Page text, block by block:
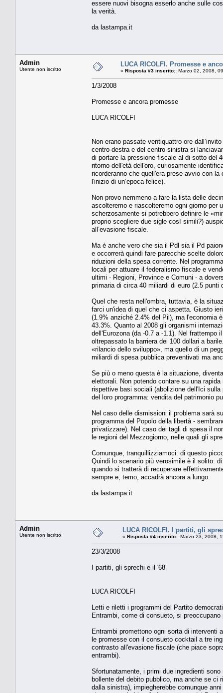
essere nuovi bisogna esserlo anche sulle
la verità.
da lastampa.it
Admin
Utente non iscritto
LUCA RICOLFI. Promesse e
« Risposta #3 inserito:: Marzo 02, 2008,
1/3/2008
Promesse e ancora promesse
LUCA RICOLFI
Non erano passate ventiquattro ore
centro-destra e del centro-sinistra si
di portare la pressione fiscale al di sotto del
ritorno dell'età dell'oro, curiosamente
ricorderanno che quell'era prese avvio con
l'inizio di un’epoca felice).
Non provo nemmeno a fare la lista delle
ascolteremo e riascolteremo ogni giorno per
scherzosamente si potrebbero definire le
proprio scegliere due sigle così simili?)
all’evasione fiscale.
Ma è anche vero che sia il Pdl sia il Pd
e occorrerà quindi fare parecchie scelte
riduzioni della spesa corrente. Nel
locali per attuare il federalismo fiscale e
ultimi - Regioni, Province e Comuni - a
primaria di circa 40 miliardi di euro (2.5 punti
Quel che resta nell'ombra, tuttavia, è la
farci un'idea di quel che ci aspetta. Giusto
(1.9% anziché 2.4% del Pil), ma l'economia
43.3%. Quanto al 2008 gli organismi
dell'Eurozona (da -0.7 a -1.1). Nel frattempo
oltrepassato la barriera dei 100 dollari a
«rilancio dello sviluppo», ma quello di un
miliardi di spesa pubblica preventivati ma
Se più o meno questa è la situazione,
elettorali. Non potendo contare su una
rispettive basi sociali (abolizione dell'Ici
del loro programma: vendita del patrimonio
Nel caso delle dismissioni il problema sarà
programma del Popolo della libertà -
privatizzare). Nel caso dei tagli di spesa il
le regioni del Mezzogiorno, nelle quali gli
Comunque, tranquillizziamoci: di questo
Quindi lo scenario più verosimile è il solito:
quando si tratterà di recuperare
sempre e, temo, accadrà ancora a lungo.
da lastampa.it
Admin
Utente non iscritto
LUCA RICOLFI. I partiti, gli
« Risposta #4 inserito:: Marzo 23, 2008,
23/3/2008
I partiti, gli sprechi e il '68
LUCA RICOLFI
Letti e riletti i programmi del Partito
Entrambi, come di consueto, si
Entrambi promettono ogni sorta di interventi
le promesse con il consueto cocktail a tre
contrasto all'evasione fiscale (che piace
entrambi).
Sfortunatamente, i primi due ingredienti
bollente del debito pubblico, ma anche se ci
dalla sinistra), impiegherebbe comunque